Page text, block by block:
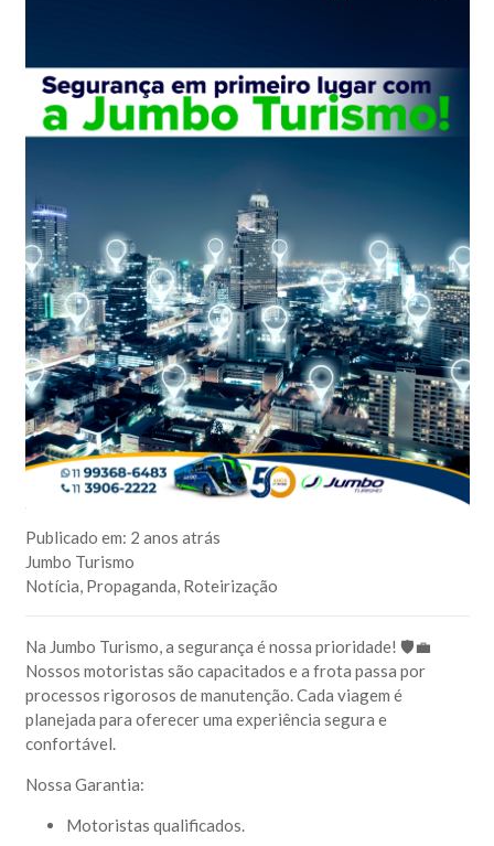
Publicado em: 2 anos atrás
Jumbo Turismo
Notícia, Propaganda, Roteirização
Na Jumbo Turismo, a segurança é nossa prioridade! 🛡️💼
Nossos motoristas são capacitados e a frota passa por
processos rigorosos de manutenção. Cada viagem é
planejada para oferecer uma experiência segura e
confortável.
Nossa Garantia:
Motoristas qualificados.